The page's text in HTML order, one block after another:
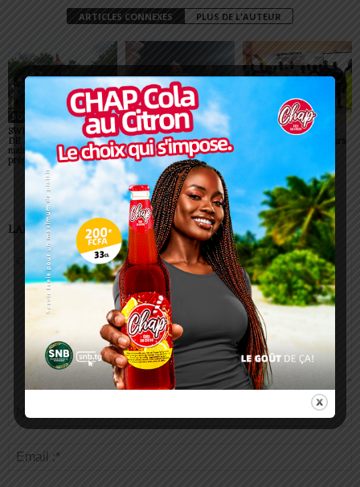
ARTICLES CONNEXES PLUS DE L'AUTEUR
SOCIÉTÉ
SWEDD+ Togo / ECOLE
DE LA CHANCE : les
maitres-artisans se
préparent à transmettre
SOCIÉTÉ
Glory Night 2026: Sonnie
Badu fait chanter des
milliers de personnes à
Lomé
SOCIÉTÉ
Vogan : AGRI-ESPOIR
récompense les meilleurs
LAISSER UN COMMENTAIRE